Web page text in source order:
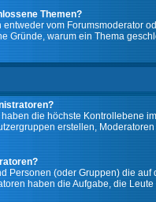
Themen?
entweder vom Forumsmoderator
Gründe, warum ein Thema
die höchste Kontrollebene
erstellen,
Personen (oder Gruppen) die
haben die Aufgabe, die